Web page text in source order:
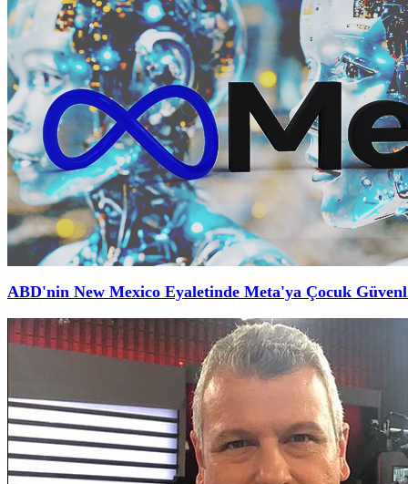
ABD'nin New Mexico Eyaletinde Meta'ya Çocuk